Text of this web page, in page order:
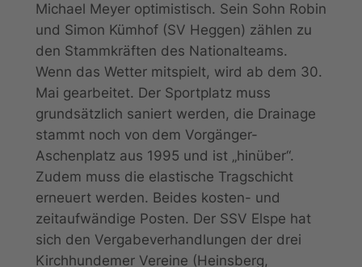
Michael Meyer optimistisch. Sein Sohn Robin
und Simon Kümhof (SV Heggen) zählen zu
den Stammkräften des Nationalteams.
Wenn das Wetter mitspielt, wird ab dem 30.
Mai gearbeitet. Der Sportplatz muss
grundsätzlich saniert werden, die Drainage
stammt noch von dem Vorgänger-
Aschenplatz aus 1995 und ist „hinüber“.
Zudem muss die elastische Tragschicht
erneuert werden. Beides kosten- und
zeitaufwändige Posten. Der SSV Elspe hat
sich den Vergabeverhandlungen der drei
Kirchhundemer Vereine (Heinsberg,